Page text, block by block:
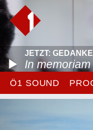
JETZT:
In
Ö1 SOUND